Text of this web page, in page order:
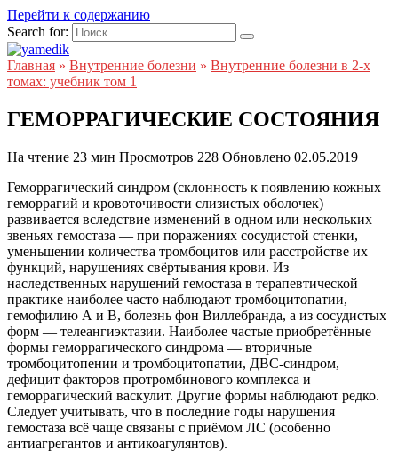
Перейти к содержанию
Search for:
Главная » Внутренние болезни » Внутренние болезни в 2-х
томах: учебник том 1
ГЕМОРРАГИЧЕСКИЕ СОСТОЯНИЯ
На чтение 23 мин Просмотров 228 Обновлено 02.05.2019
Геморрагический синдром (склонность к появлению кожных
геморрагий и кровоточивости слизистых оболочек)
развивается вследствие изменений в одном или нескольких
звеньях гемостаза — при поражениях сосудистой стенки,
уменьшении количества тромбоцитов или расстройстве их
функций, нарушениях свёртывания крови. Из
наследственных нарушений гемостаза в терапевтической
практике наиболее часто наблюдают тромбоцитопатии,
гемофилию А и B, болезнь фон Виллебранда, а из сосудистых
форм — телеангиэктазии. Наиболее частые приобретённые
формы геморрагического синдрома — вторичные
тромбоцитопении и тромбоцитопатии, ДВС-синдром,
дефицит факторов протромбинового комплекса и
геморрагический васкулит. Другие формы наблюдают редко.
Следует учитывать, что в последние годы нарушения
гемостаза всё чаще связаны с приёмом ЛС (особенно
антиагрегантов и антикоагулянтов).